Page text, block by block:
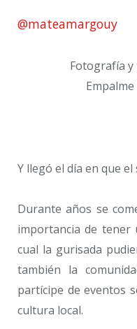
@mateamargouy
Fotografía y
Y llegó el día en que
Durante años se
importancia de tener
cual la gurisada
también la
partícipe de eventos
cultura local.